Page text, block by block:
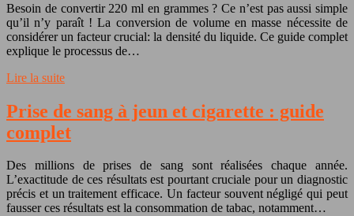
Besoin de convertir 220 ml en grammes ? Ce n’est pas aussi simple
qu’il n’y paraît ! La conversion de volume en masse nécessite de
considérer un facteur crucial: la densité du liquide. Ce guide complet
explique le processus de…
Lire la suite
Prise de sang à jeun et cigarette : guide
complet
Des millions de prises de sang sont réalisées chaque année.
L’exactitude de ces résultats est pourtant cruciale pour un diagnostic
précis et un traitement efficace. Un facteur souvent négligé qui peut
fausser ces résultats est la consommation de tabac, notamment…